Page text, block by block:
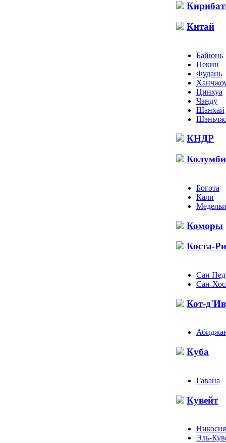
Китай
Байюнь
Пекин
Фудань
Цинхуа
Чэнду
Шанхай
КНДР
Богота
Кали
Коморы
Коста-
Сан
Сан-
Кот-
Куба
Гавана
Кувейт
Никосия
Эль-